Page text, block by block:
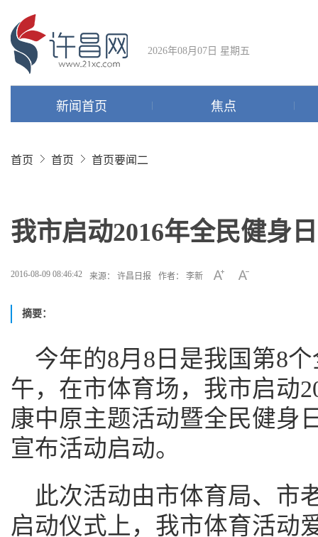
2026年08月07日 星期五
新闻首页 焦点
首页 首页 首页要闻二
我市启动2016年全民健身
2016-08-09 08:46:42 来源： 许昌日报 作者： 李新
摘要：
今年的8月8日是我国第8
午，在市体育场，我市启动
康中原主题活动暨全民健身
宣布活动启动。
此次活动由市体育局、市
启动仪式上，我市体育活动